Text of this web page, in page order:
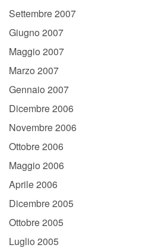
Settembre 2007
Giugno 2007
Maggio 2007
Marzo 2007
Gennaio 2007
Dicembre 2006
Novembre 2006
Ottobre 2006
Maggio 2006
Aprile 2006
Dicembre 2005
Ottobre 2005
Luglio 2005